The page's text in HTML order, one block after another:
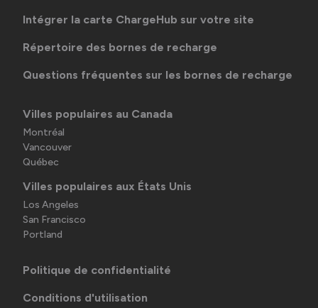
Intégrer la carte ChargeHub sur votre site
Répertoire des bornes de recharge
Questions fréquentes sur les bornes de recharge
Villes populaires au Canada
Montréal
Vancouver
Québec
Villes populaires aux États Unis
Los Angeles
San Francisco
Portland
Politique de confidentialité
Conditions d'utilisation